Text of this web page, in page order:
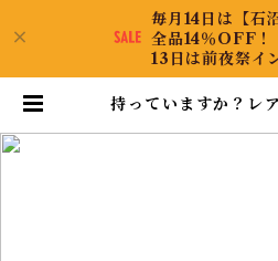
毎月14日は【石
全品14％OFF！
13日は前夜祭イ
持っていますか？レ